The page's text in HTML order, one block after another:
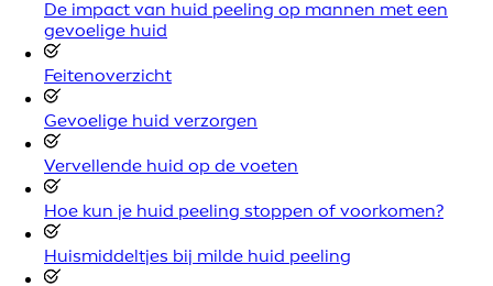
De impact van huid peeling op mannen met een
gevoelige huid
Feitenoverzicht
Gevoelige huid verzorgen
Vervellende huid op de voeten
Hoe kun je huid peeling stoppen of voorkomen?
Huismiddeltjes bij milde huid peeling